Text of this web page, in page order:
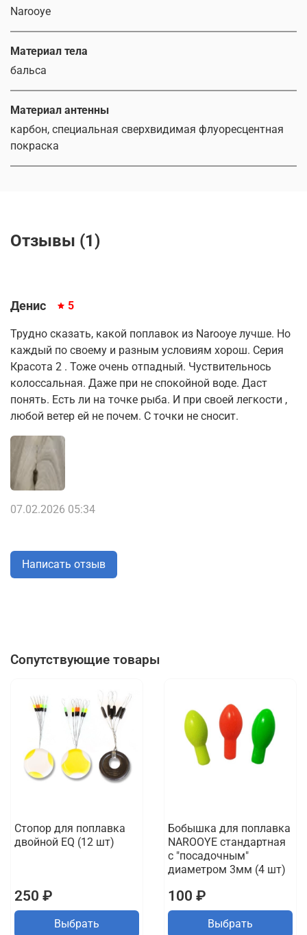
Narooye
Материал тела
бальса
Материал антенны
карбон, специальная сверхвидимая флуоресцентная
покраска
Отзывы (1)
Денис 5
Трудно сказать, какой поплавок из Narooye лучше. Но
каждый по своему и разным условиям хорош. Серия
Красота 2 . Тоже очень отпадный. Чуствительнось
колоссальная. Даже при не спокойной воде. Даст
понять. Есть ли на точке рыба. И при своей легкости ,
любой ветер ей не почем. С точки не сносит.
07.02.2026 05:34
Написать отзыв
Сопутствующие товары
Стопор для поплавка
двойной EQ (12 шт)
250 ₽
Выбрать
Бобышка для поплавка
NAROOYE стандартная
с "посадочным"
диаметром 3мм (4 шт)
100 ₽
Выбрать